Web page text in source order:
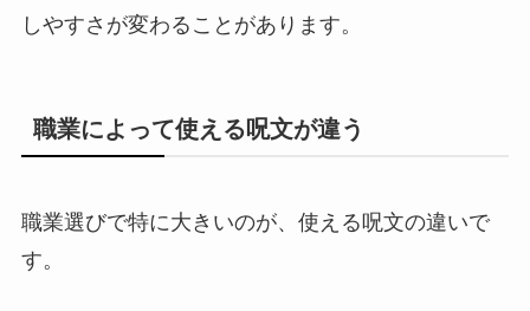
しやすさが変わることがあります。
職業によって使える呪文が違う
職業選びで特に大きいのが、使える呪文の違いで
す。